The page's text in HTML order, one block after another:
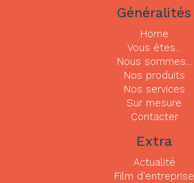
Généralités
Home
Vous êtes...
Nous sommes...
Nos produits
Nos services
Sur mesure
Contacter
Extra
Actualité
Film d'entreprise